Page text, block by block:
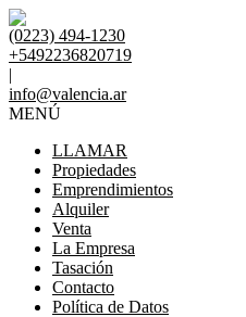
(0223) 494-1230
+5492236820719
|
info@valencia.ar
MENÚ
LLAMAR
Propiedades
Emprendimientos
Alquiler
Venta
La Empresa
Tasación
Contacto
Política de Datos